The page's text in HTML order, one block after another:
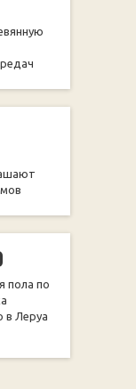
пола по
в Леруа